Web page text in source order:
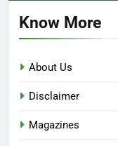
Know More
About Us
Disclaimer
Magazines